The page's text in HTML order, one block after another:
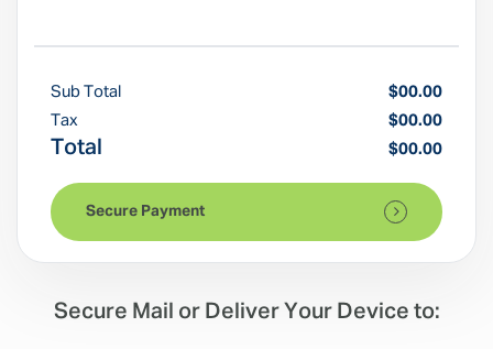
Sub Total
$00.00
Tax
$00.00
Total $00.00
Secure Payment
Secure Mail or Deliver Your Device to: